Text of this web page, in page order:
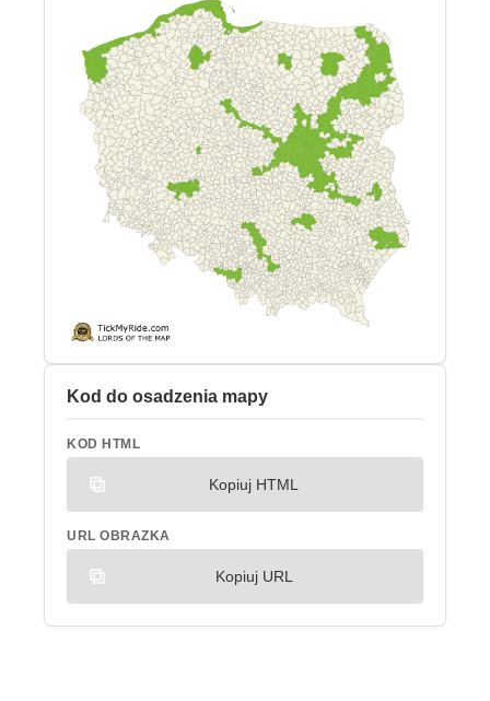
Kod do osadzenia mapy
KOD HTML
Kopiuj HTML
URL OBRAZKA
Kopiuj URL